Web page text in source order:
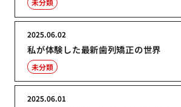
未分類
私が体験した最新歯列矯正の世界
2025.06.02
未分類
2025.06.01